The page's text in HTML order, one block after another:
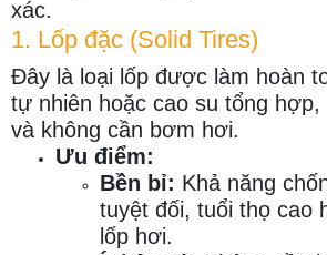
xác.
1. Lốp đặc (Solid Tires)
Đây là loại lốp được làm hoàn
tự nhiên hoặc cao su tổng hợp,
và không cần bơm hơi.
Ưu điểm:
Bền bỉ: Khả năng
tuyệt đối, tuổi thọ cao
lốp hơi.